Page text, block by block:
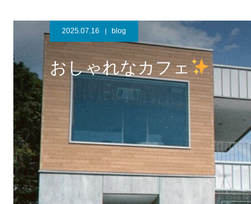
2025.07.16 blog
おしゃれなカフェ